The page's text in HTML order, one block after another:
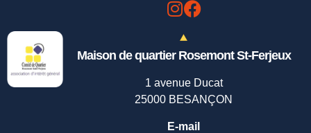
Maison de quartier Rosemont St-Ferjeux
1 avenue Ducat
25000 BESANÇON
E-mail